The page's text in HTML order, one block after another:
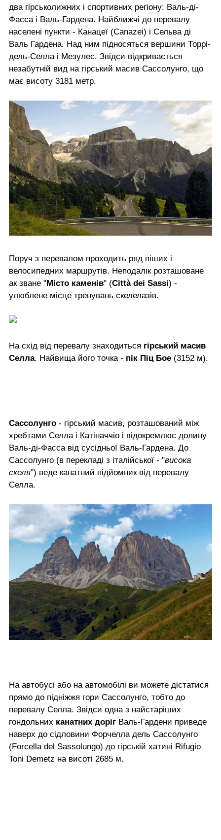
два гірськолижних і спортивних регіону: Валь-ді-
Фасса і Валь-Гардена. Найближчі до перевалу
населені пункти - Канацеї (Canazei) і Сельва ді
Валь Гардена. Над ним підносяться вершини Торрі-
дель-Селла і Мезулес. Звідси відкривається
незабутній вид на гірський масив Сассолунго, що
має висоту 3181 метр.
Поруч з перевалом проходить ряд піших і
велосипедних маршрутів. Неподалік розташоване
ак зване "Місто каменів" (Città dei Sassi) -
улюблене місце тренувань скелелазів.
На схід від перевалу знаходиться гірський масив
Селла. Найвища його точка - пік Піц Бое (3152 м).
Сассолунго - гірський масив, розташований між
хребтами Селлa і Катіначчіо і відокремлює долину
Валь-ді-Фасса від сусідньої Валь-Гардена. До
Сассолунго (в перекладі з італійської - "висока
скеля") веде канатний підйомник від перевалу
Селла.
На автобусі або на автомобілі ви можете дістатися
прямо до підніжжя гори Сассолунго, тобто до
перевалу Селла. Звідси одна з найстаріших
гондольних канатних доріг Валь-Гардени приведе
наверх до сідловини Форчелла дель Сассолунго
(Forcella del Sassolungo) до гірській хатині Rifugio
Toni Demetz на висоті 2685 м.